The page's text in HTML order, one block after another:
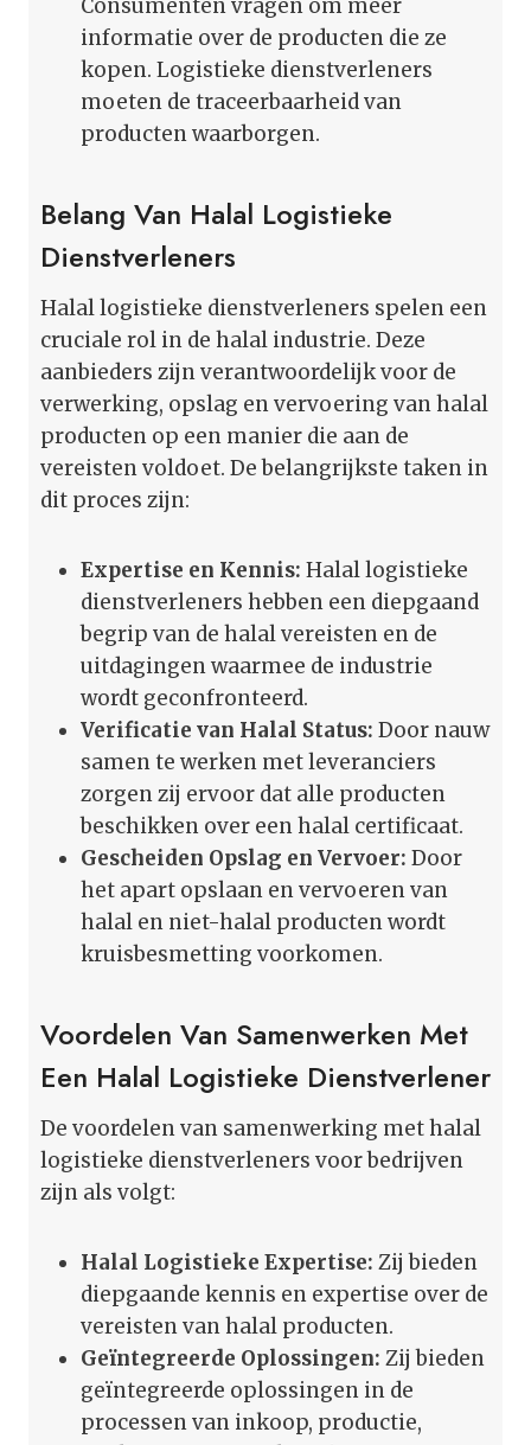
Consumenten vragen om meer
informatie over de producten die ze
kopen. Logistieke dienstverleners
moeten de traceerbaarheid van
producten waarborgen.
Belang Van Halal Logistieke
Dienstverleners
Halal logistieke dienstverleners spelen een
cruciale rol in de halal industrie. Deze
aanbieders zijn verantwoordelijk voor de
verwerking, opslag en vervoering van halal
producten op een manier die aan de
vereisten voldoet. De belangrijkste taken in
dit proces zijn:
Expertise en Kennis: Halal logistieke
dienstverleners hebben een diepgaand
begrip van de halal vereisten en de
uitdagingen waarmee de industrie
wordt geconfronteerd.
Verificatie van Halal Status: Door nauw
samen te werken met leveranciers
zorgen zij ervoor dat alle producten
beschikken over een halal certificaat.
Gescheiden Opslag en Vervoer: Door
het apart opslaan en vervoeren van
halal en niet-halal producten wordt
kruisbesmetting voorkomen.
Voordelen Van Samenwerken Met
Een Halal Logistieke Dienstverlener
De voordelen van samenwerking met halal
logistieke dienstverleners voor bedrijven
zijn als volgt:
Halal Logistieke Expertise: Zij bieden
diepgaande kennis en expertise over de
vereisten van halal producten.
Geïntegreerde Oplossingen: Zij bieden
geïntegreerde oplossingen in de
processen van inkoop, productie,